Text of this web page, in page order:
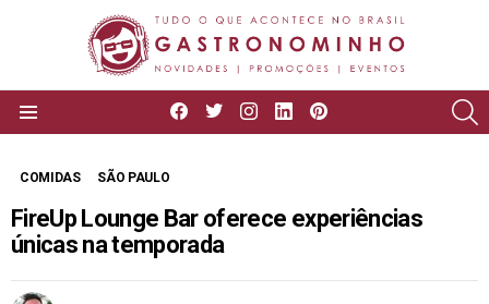
facebooktwitterinstagram
linkedin
COMIDAS SÃO PAULO
FireUp Lounge Bar oferece experiências
únicas na temporada